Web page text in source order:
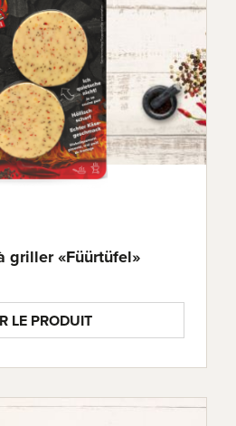
1610 kJ (388 kcal)
31.0g
19.0g
griller «Füürtüfel»
LE PRODUIT